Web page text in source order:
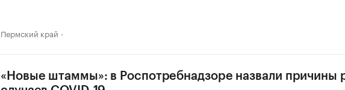
Пермский край
«Новые штаммы»: в Роспотребнадзоре назвали причины